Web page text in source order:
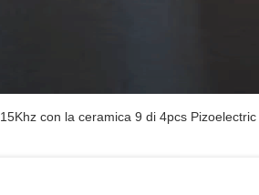
con la ceramica 9 di 4pcs